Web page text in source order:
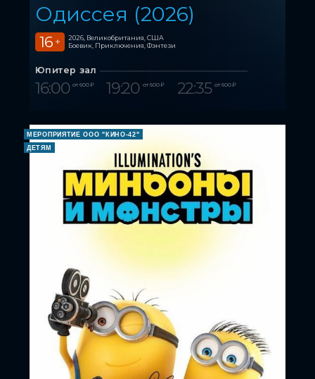
Одиссея (2026)
16 +
2026, Великобритания, США
Боевик, Приключения, Фэнтези
Юпитер зал
16:00 от 600 ₽ 19:20 от 600 ₽ 22:35 от 600 ₽
МЕРОПРИЯТИЕ ООО "КИНО-42"
ДЕТЯМ